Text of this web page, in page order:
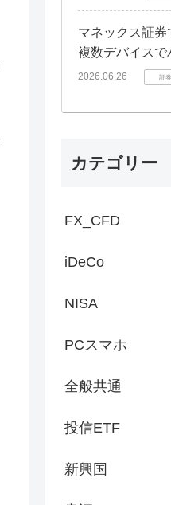
マネックス証
複数デバイス
2026.06.26 証
カテゴリー
FX_CFD
iDeCo
NISA
PCスマホ
全般共通
投信ETF
新興国